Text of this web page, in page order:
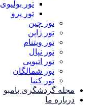
تور بولیوی
تور پرو
تور چین
تور ژاپن
تور ویتنام
تور نپال
تور اتیوپی
تور شمالگان
تور کنیا
مجله گردشگری بامبو
درباره ما